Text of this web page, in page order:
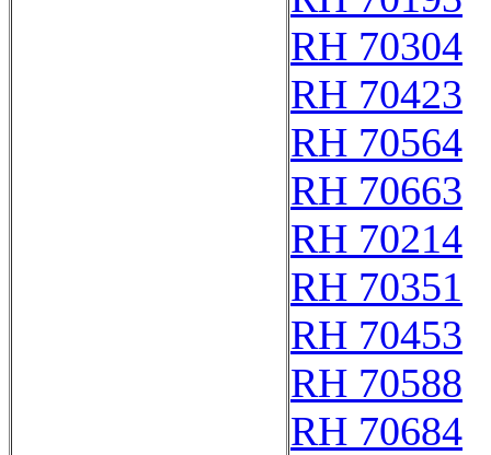
RH 70304
RH 70423
RH 70564
RH 70663
RH 70214
RH 70351
RH 70453
RH 70588
RH 70684